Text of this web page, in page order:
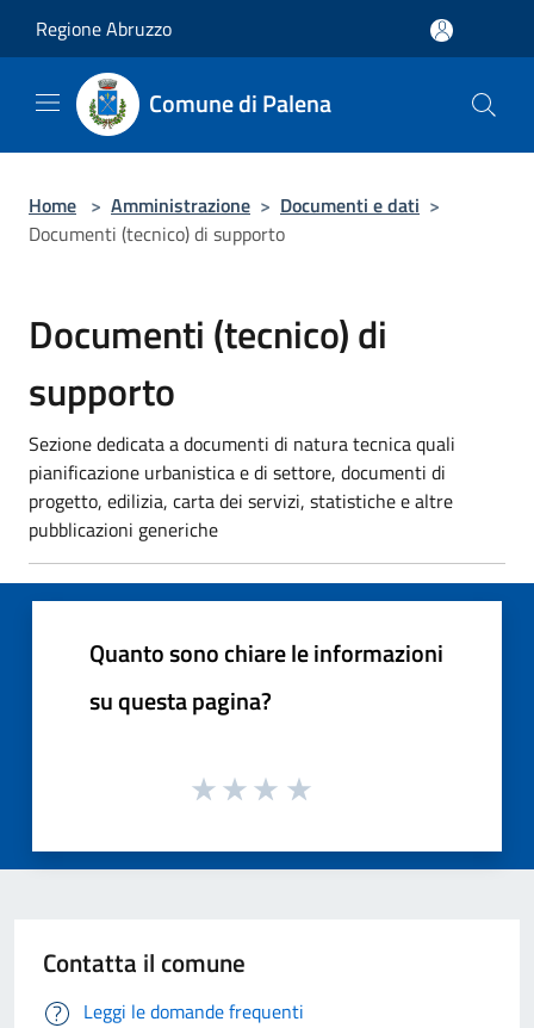
Regione Abruzzo
Comune di Palena
Home > Amministrazione > Documenti e dati >
Documenti (tecnico) di supporto
Documenti (tecnico) di
supporto
Sezione dedicata a documenti di natura tecnica quali
pianificazione urbanistica e di settore, documenti di
progetto, edilizia, carta dei servizi, statistiche e altre
pubblicazioni generiche
Quanto sono chiare le informazioni
su questa pagina?
Contatta il comune
Leggi le domande frequenti